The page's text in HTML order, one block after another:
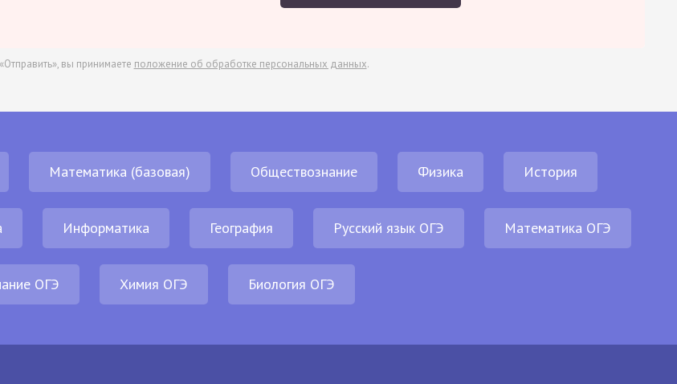
вы принимаете положение об обработке персональных данных.
Математика (базовая) Обществознание Физика История
Информатика География Русский язык ОГЭ Математика ОГЭ
ОГЭ Химия ОГЭ Биология ОГЭ